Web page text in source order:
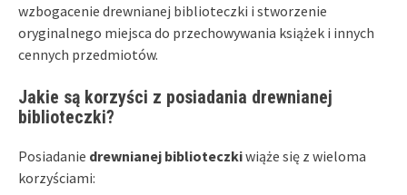
wzbogacenie drewnianej biblioteczki i stworzenie
oryginalnego miejsca do przechowywania książek i innych
cennych przedmiotów.
Jakie są korzyści z posiadania drewnianej
biblioteczki?
Posiadanie drewnianej biblioteczkiwiąże się z wieloma
korzyściami: